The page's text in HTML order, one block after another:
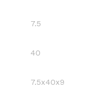
7.5
40
7.5x40x9